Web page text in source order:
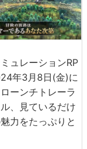
ュレーションRP
年3月8日(金)に
ーンチトレーラ
、見ているだけ
力をたっぷりと